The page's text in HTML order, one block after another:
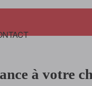
à votre